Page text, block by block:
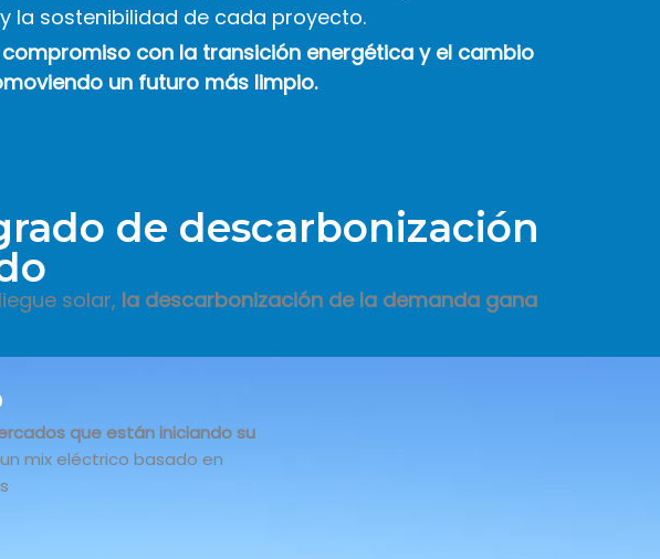
la sostenibilidad de cada proyecto.
compromiso con la transición energética y el cambio
un futuro más limpio.
de descarbonización
solar, la descarbonización de la demanda gana
que están iniciando su
mix eléctrico basado en